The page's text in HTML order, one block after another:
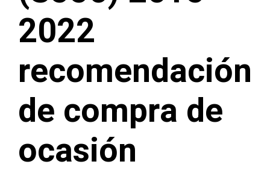
2022
recomendación
de compra de
ocasión